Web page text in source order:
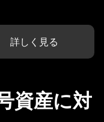
詳しく見る
資産に対